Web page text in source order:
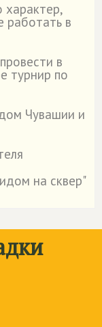
характер,
работать в
в
турнир по
Чувашии и
на сквер"